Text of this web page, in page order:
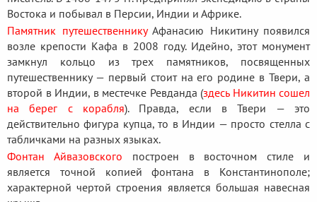
Востока и побывал в Персии, Индии и Африке.
Памятник путешественникуАфанасию Никитину появился
возле крепости Кафа в 2008 году. Идейно, этот монумент
замкнул кольцо из трех памятников, посвященных
путешественнику — первый стоит на его родине в Твери, а
второй в Индии, в местечке Ревданда (здесь Никитин сошел
на берег с корабля). Правда, если в Твери — это
действительно фигура купца, то в Индии — просто стелла с
табличками на разных языках.
Фонтан Айвазовского построен в восточном стиле и
является точной копией фонтана в Константинополе;
характерной чертой строения является большая навесная